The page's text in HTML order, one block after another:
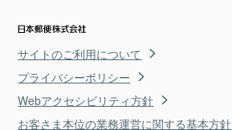
サイトのご利用について
プライバシーポリシー
Webアクセシビリティ方針
お客さま本位の業務運営に関する基本方針